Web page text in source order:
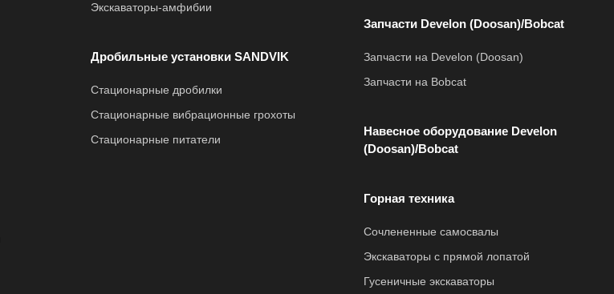
Экскаваторы-амфибии
Дробильные установки SANDVIK
Стационарные дробилки
Стационарные вибрационные грохоты
Стационарные питатели
Запчасти Develon (Doosan)/Bobcat
Запчасти на Develon (Doosan)
Запчасти на Bobcat
Навесное оборудование Develon
(Doosan)/Bobcat
Горная техника
Сочлененные самосвалы
Экскаваторы с прямой лопатой
Гусеничные экскаваторы